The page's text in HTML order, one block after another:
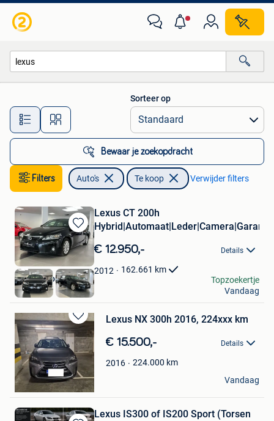
Alle afstanden…
Sorteer op
Bewaar je zoekopdracht
Filters Auto's Te koop Verwijder filters
Bewaren
in
Mijn
Favorieten
Lexus CT 200h
Hybrid|Automaat|Leder|Camera|Garantie
€ 12.950,- Details
2012 162.661 km
Chef Motors
Evergem
Topzoekertje
Vandaag
Bewaren
in
Mijn
Favorieten
Lexus NX 300h 2016, 224xxx km
€ 15.500,- Details
2016 224.000 km
DanielBXL
Elsene
Vandaag
Lexus IS300 of IS200 Sport (Torsen